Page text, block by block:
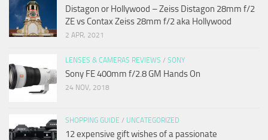
Distagon or Hollywood – Zeiss Distagon 28mm f/2
ZE vs Contax Zeiss 28mm f/2 aka Hollywood
2 APR, 2021
LENSES & CAMERAS REVIEWS / SONY
Sony FE 400mm f/2.8 GM Hands On
24 NOV, 2018
SHOPPING GUIDE / UNCATEGORIZED
12 expensive gift wishes of a passionate